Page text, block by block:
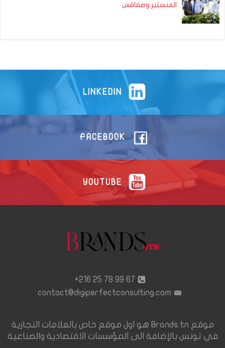
المنستير وصفاقس
LINKEDIN
FACEBOOK
YOUTUBE
67 99 78 25 216+
contact@digiperfectconsulting.com
موقع Brands.tn هو اول موقع خاص بالعلامات التجارية
في تونس بالإضافة الى المؤسسات الاقتصادية والصناعية